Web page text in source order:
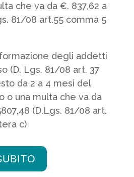
che va da €. 837,62 a
81/08 art.55 comma 5
degli addetti
(D. Lgs. 81/08 art. 37
da 2 a 4 mesi del
o una multa che va da
(D.Lgs. 81/08 art.
c)